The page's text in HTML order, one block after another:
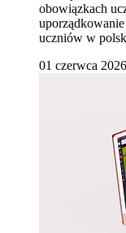
obowiązkach
uczniów w
01 czerwca 2026